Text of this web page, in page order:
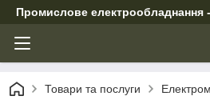
Промислове електрообладнання -
Товари та послуги